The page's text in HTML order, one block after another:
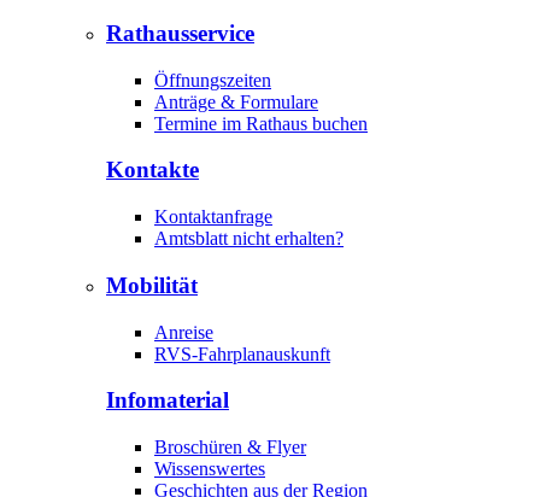
Rathausservice
Öffnungszeiten
Anträge & Formulare
Termine im Rathaus buchen
Kontakte
Kontaktanfrage
Amtsblatt nicht erhalten?
Mobilität
Anreise
RVS-Fahrplanauskunft
Infomaterial
Broschüren & Flyer
Wissenswertes
Geschichten aus der Region